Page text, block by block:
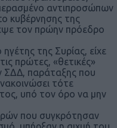
αντιπροσώπων
κυβέρνησης της
τον πρώην πρόεδρο
της Συρίας, είχε
πρώτες, «θετικές»
ΣΔΔ, παράταξης που
τότε
υπό τον όρο να μην
που συγκρότησαν